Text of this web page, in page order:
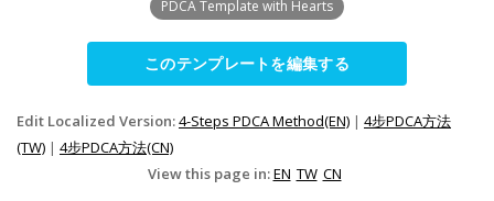
PDCA Template with Hearts
このテンプレートを編集する
Edit Localized Version:4-Steps PDCA Method(EN) | 4步PDCA方法
(TW) | 4步PDCA方法(CN)
View this page in:EN TW CN